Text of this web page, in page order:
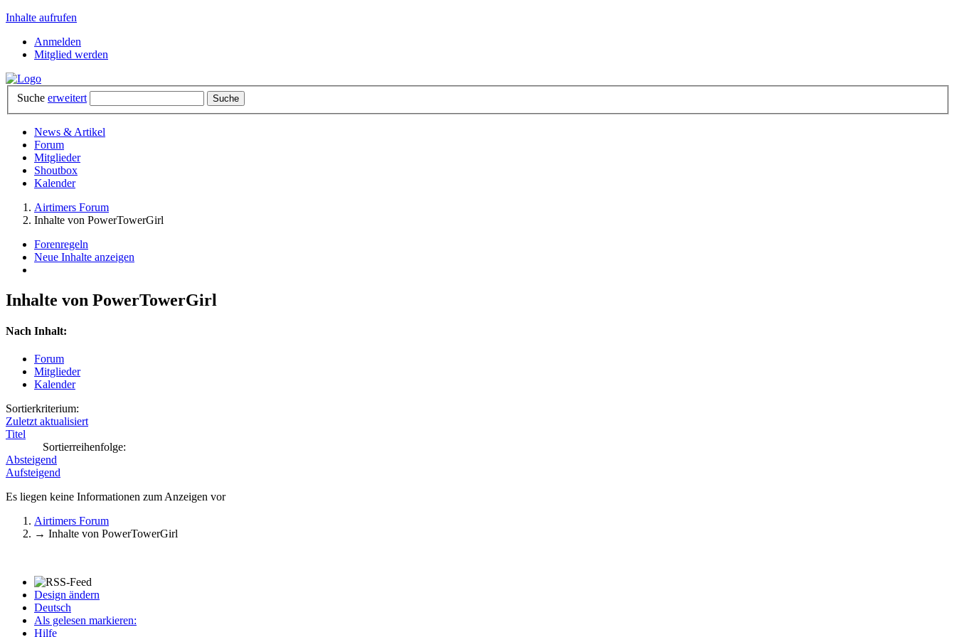
Inhalte aufrufen
Anmelden
Mitglied werden
Suche erweitert
News & Artikel
Forum
Mitglieder
Shoutbox
Kalender
Airtimers Forum
Inhalte von PowerTowerGirl
Forenregeln
Neue Inhalte anzeigen
Inhalte von PowerTowerGirl
Nach Inhalt:
Forum
Mitglieder
Kalender
Sortierkriterium:
Zuletzt aktualisiert
Titel
Sortierreihenfolge:
Absteigend
Aufsteigend
Es liegen keine Informationen zum Anzeigen vor
Airtimers Forum
→ Inhalte von PowerTowerGirl
Design ändern
Deutsch
Als gelesen markieren:
Hilfe